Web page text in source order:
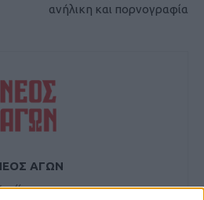
ανήλικη και πορνογραφία
ΑΓΩΝ
neosagon.gr